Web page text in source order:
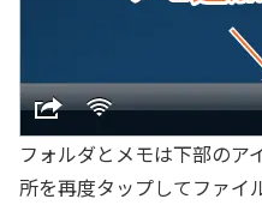
フォルダとメモは下部のア
所を再度タップしてファイ